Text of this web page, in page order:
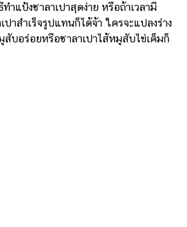
ำแป้งซาลาเปาสุดง่าย หรือถ้าเวลามี
ปาสําเร็จรูปแทนก็ได้จ้า ใครจะแปลงร่าง
สับอร่อยหรือซาลาเปาไส้หมูสับไข่เค็มก็